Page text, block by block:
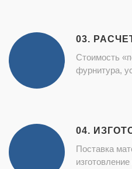
03.
Стоимость
фурнитура,
04.
Поставка